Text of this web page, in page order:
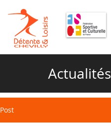
Actualités
Post